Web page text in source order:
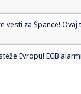
vesti za Špance!
Evropu! ECB